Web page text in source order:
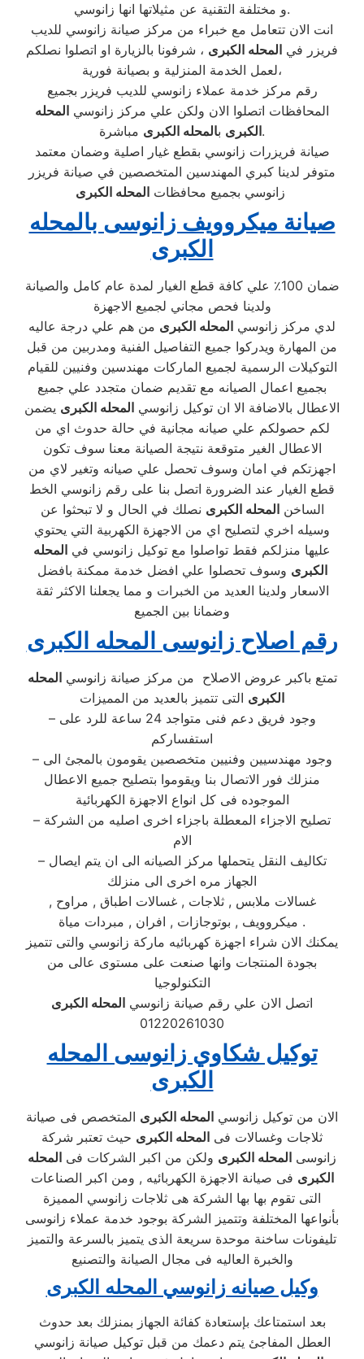
و مختلفة التقنية عن مثيلاتها انها زانوسي.
انت الان تتعامل مع خبراء من مركز صيانة زانوسي للديب
فريزر في المحله الكبرى ، شرفونا بالزيارة او اتصلوا نصلكم
لعمل الخدمة المنزلية و بصيانة فورية،
رقم مركز خدمة عملاء زانوسي للديب فريزر بجميع
المحافظات اتصلوا الان ولكن علي مركز زانوسي المحله
الكبرى بالمحله الكبرى
مباشرة.
صيانة فريزرات زانوسي بقطع غيار اصلية وضمان معتمد
متوفر لدينا كبري المهندسين المتخصصين في صيانة فريزر
زانوسي بجميع محافظاتالمحله الكبرى
صيانة ميكروويف زانوسى بالمحله
الكبرى
ضمان 100٪ علي كافة قطع الغيار لمدة عام كامل والصيانة
ولدينا فحص مجاني لجميع الاجهزة
لدي مركز زانوسي المحله الكبرى من هم علي درجة عاليه
من المهارة ويدركوا جميع التفاصيل الفنية ومدربين من قبل
التوكيلات الرسمية لجميع الماركات مهندسين وفنيين للقيام
بجميع اعمال الصيانه مع تقديم ضمان متجدد علي جميع
الاعطال بالاضافة الا ان توكيل زانوسي المحله الكبرى يضمن
لكم حصولكم علي صيانه مجانية في حالة حدوث اي من
الاعطال الغير متوقعة نتيجة الصيانة معنا سوف تكون
اجهزتكم في امان وسوف تحصل علي صيانه وتغير لاي من
قطع الغيار عند الضرورة اتصل بنا على رقم زانوسي الخط
الساخنالمحله الكبرى نصلك في الحال و لا تبحثوا عن
وسيله اخري لتصليح اي من الاجهزة الكهربية التي يحتوي
عليها منزلكم فقط تواصلوا مع توكيل زانوسي في المحله
الكبرى وسوف تحصلوا علي افضل خدمة ممكنة بافضل
الاسعار ولدينا العديد من الخبرات و مما يجعلنا الاكثر ثقة
وضمانا بين الجميع
رقم اصلاح زانوسى المحله الكبرى
تمتع باكبر عروض الاصلاح من مركز صيانة زانوسيالمحله
الكبرى التى تتميز بالعديد من المميزات
– وجود فريق دعم فنى متواجد 24 ساعة للرد على
استفساركم
– وجود مهندسيين وفنيين متخصصين يقومون بالمجئ الى
منزلك فور الاتصال بنا ويقوموا بتصليح جميع الاعطال
الموجوده فى كل انواع الاجهزة الكهربائية
– تصليح الاجزاء المعطلة باجزاء اخرى اصليه من الشركة
الام
– تكاليف النقل يتحملها مركز الصيانه الى ان يتم ايصال
الجهاز مره اخرى الى منزلك
غسالات ملابس , ثلاجات , غسالات اطباق , مراوح ,
ميكروويف , بوتوجازات , افران , مبردات مياة .
يمكنك الان شراء اجهزة كهربائيه ماركة زانوسي والتى تتميز
بجودة المنتجات وانها صنعت على مستوى عالى من
التكنولوجيا
اتصل الان علي رقم صيانة زانوسي المحله الكبرى
01220261030
توكيل شكاوي زانوسى المحله
الكبرى
الان من توكيل زانوسي المحله الكبرى المتخصص فى صيانة
ثلاجات وغسالات فى المحله الكبرى حيث تعتبر شركة
زانوسى المحله الكبرى ولكن من اكبر الشركات فى المحله
الكبرى فى صيانة الاجهزة الكهربائيه , ومن اكبر الصناعات
التى تقوم بها بها الشركة هى ثلاجات زانوسي المميزة
بأنواعها المختلفة وتتميز الشركة بوجود خدمة عملاء زانوسى
تليفونات ساخنة موحدة سريعة الذى يتميز بالسرعة والتميز
والخبرة العاليه فى مجال الصيانة والتصنيع
وكيل صيانه زانوسي المحله الكبرى
بعد استمتاعك بإستعادة كفائة الجهاز بمنزلك بعد حدوث
العطل المفاجئ يتم دعمك من قبل توكيل صيانة زانوسي